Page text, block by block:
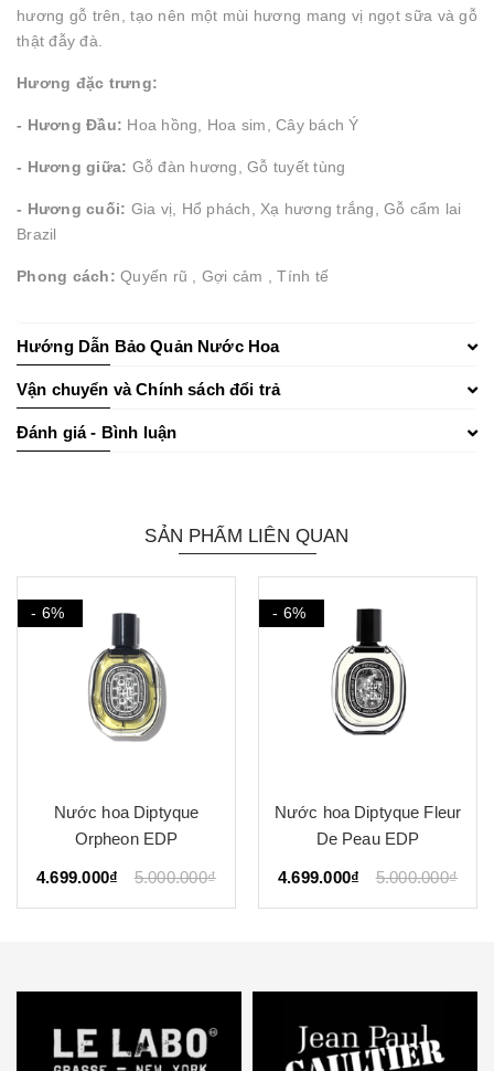
hương gỗ trên, tạo nên một mùi hương mang vị ngọt sữa và gỗ
thật đẫy đà.
Hương đặc trưng:
- Hương Đầu: Hoa hồng, Hoa sim, Cây bách Ý
- Hương giữa: Gỗ đàn hương, Gỗ tuyết tùng
- Hương cuối: Gia vị, Hổ phách, Xạ hương trắng, Gỗ cẩm lai
Brazil
Phong cách: Quyến rũ , Gợi cảm , Tính tế
Hướng Dẫn Bảo Quản Nước Hoa
Vận chuyển và Chính sách đổi trả
Đánh giá - Bình luận
SẢN PHẨM LIÊN QUAN
- 6%
Nước hoa Diptyque
Orpheon EDP
4.699.000₫ 5.000.000₫
- 6%
Nước hoa Diptyque Fleur
De Peau EDP
4.699.000₫ 5.000.000₫